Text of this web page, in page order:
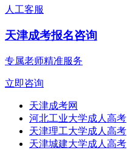
人工客服
天津成考报名咨询
专属老师精准服务
立即咨询
天津成考网
河北工业大学成人高考
天津理工大学成人高考
天津城建大学成人高考